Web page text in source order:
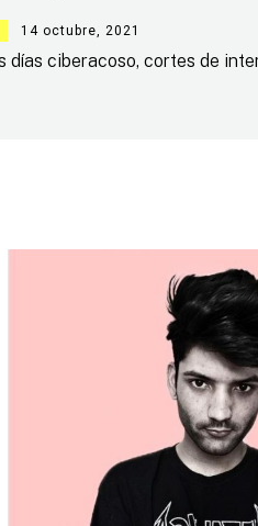
14 octubre, 2021
ciberacoso, cortes de